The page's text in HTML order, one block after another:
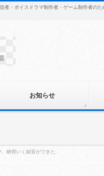
者・ボイスドラマ制作者・ゲーム制作者の
お知らせ
、納得いく録音ができた